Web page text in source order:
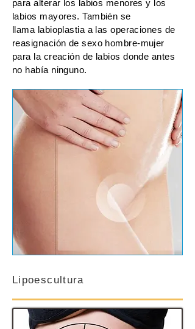
para alterar los labios menores y los
labios mayores. También se
llama labioplastia a las operaciones de
reasignación de sexo hombre-mujer
para la creación de labios donde antes
no había ninguno.
Lipoescultura